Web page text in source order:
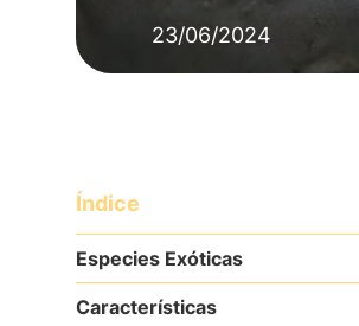
23/06/2024
Índice
Especies Exóticas
Características